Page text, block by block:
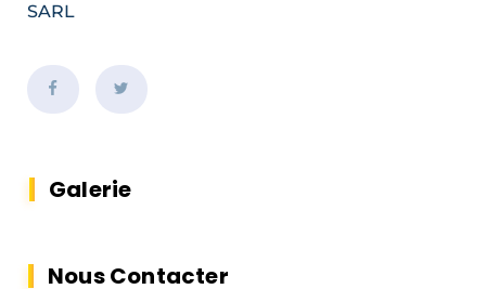
SARL
Galerie
Nous Contacter